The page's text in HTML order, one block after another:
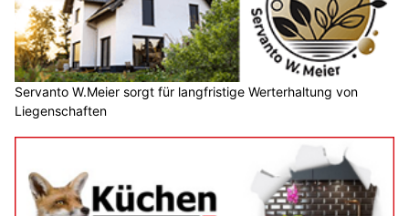
Servanto W.Meier sorgt für langfristige Werterhaltung von
Liegenschaften